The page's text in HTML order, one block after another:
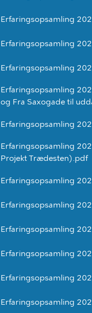
Erfaringsopsamling
Erfaringsopsamling
Erfaringsopsamling
Erfaringsopsamling
og Fra Saxogade til
Erfaringsopsamling
Erfaringsopsamling
Projekt Trædesten).pdf
Erfaringsopsamling
Erfaringsopsamling
Erfaringsopsamling
Erfaringsopsamling
Erfaringsopsamling
Erfaringsopsamling